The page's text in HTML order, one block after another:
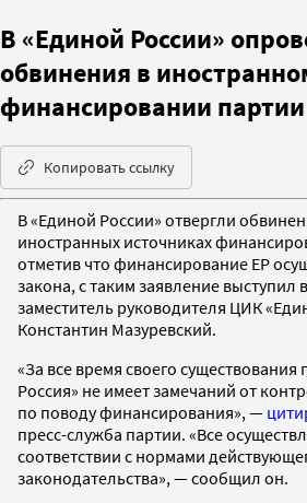
В «Единой России»
обвинения в
финансировании партии
Копировать ссылку
В «Единой России» отвергли
иностранных источниках
отметив что финансирование ЕР
закона, с таким заявление выступил
заместитель руководителя ЦИК
Константин Мазуревский.
«За все время своего существования
Россия» не имеет замечаний от
по поводу финансирования», —
пресс-служба партии. «Все
соответствии с нормами
законодательства», — сообщил он.